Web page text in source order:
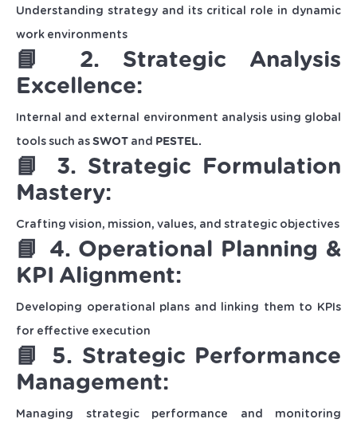
Understanding strategy and its critical role in dynamic
work environments
📘 2. Strategic Analysis
Excellence:
Internal and external environment analysis using global
tools such asSWOTand PESTEL.
📘 3. Strategic Formulation
Mastery:
Crafting vision, mission, values, and strategic objectives
📘 4. Operational Planning &
KPI Alignment:
Developing operational plans and linking them to KPIs
for effective execution
📘 5. Strategic Performance
Management:
Managing strategic performance and monitoring